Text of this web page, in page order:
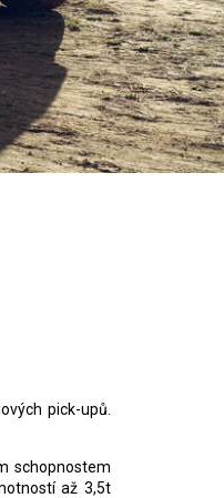
pick-upů.
schopnostem
až 3,5t